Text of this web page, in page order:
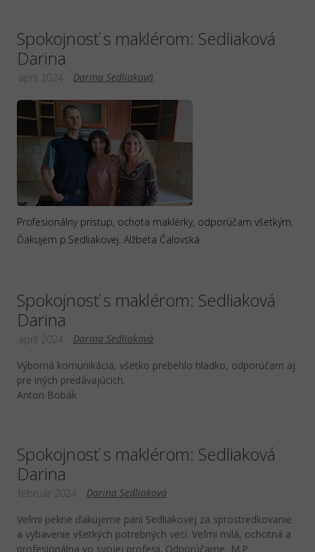
Spokojnosť s maklérom: Sedliaková
Darina
Darina Sedliaková
apríl 2024
Profesionálny prístup, ochota maklérky, odporúčam všetkým.
Ďakujem p.Sedliakovej. Alžbeta Čalovská
Spokojnosť s maklérom: Sedliaková
Darina
Darina Sedliaková
apríl 2024
Výborná komunikácia, všetko prebehlo hladko, odporúčam aj
pre iných predávajúcich.
Anton Bobák
Spokojnosť s maklérom: Sedliaková
Darina
Darina Sedliaková
február 2024
Veľmi pekne ďakujeme pani Sedliakovej za sprostredkovanie
a vybavenie všetkých potrebných vecí. Veľmi milá, ochotná a
profesionálna vo svojej profesii. Odporúčame, M.P.